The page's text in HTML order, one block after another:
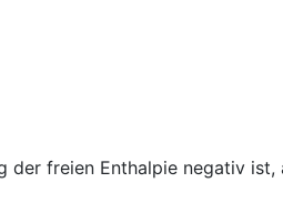
der freien Enthalpie negativ ist,